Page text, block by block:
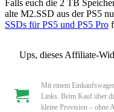
Falls euch die 2 TB
alte M2.SSD aus der PS5
SSDs für PS5 und PS5 Pro
Ups, dieses Affiliate-
Mit einem
Links. Beim Kauf über
kleine Provision – ohne